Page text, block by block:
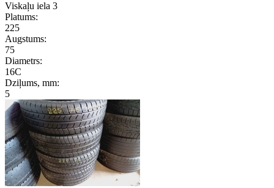
Viskaļu iela 3
Platums:
225
Augstums:
75
Diametrs:
16C
Dziļums, mm:
5